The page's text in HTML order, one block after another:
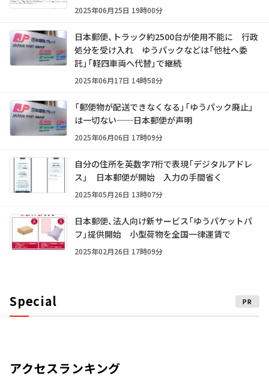
2025年06月25日 19時00分
日本郵便、トラック約2500台が使用不能に 行政
処分を受け入れ ゆうパックなどは「他社へ委
託」「軽四車両へ代替」で継続
2025年06月17日 14時58分
「郵便物が配送できなくなる」「ゆうパック廃止」
は一切ない──日本郵便が声明
2025年06月06日 17時09分
自分の住所を英数字7桁で表現「デジタルアドレ
ス」 日本郵便が開始 入力の手間省く
2025年05月26日 13時07分
日本郵便、法人向け新サービス「ゆうパケットパ
フ」提供開始 小型荷物を全国一律運賃で
2025年02月26日 17時09分
Special PR
アクセスランキング